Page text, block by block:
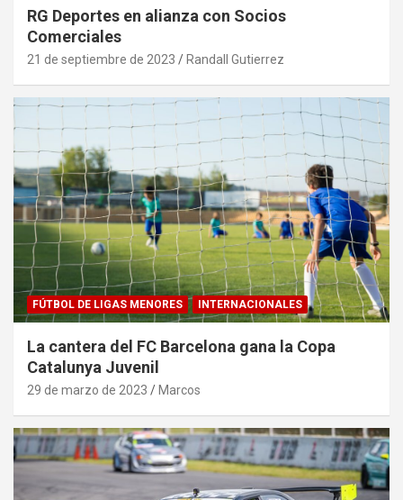
RG Deportes en alianza con Socios
Comerciales
21 de septiembre de 2023 Randall Gutierrez
FÚTBOL DE LIGAS MENORES INTERNACIONALES
La cantera del FC Barcelona gana la Copa
Catalunya Juvenil
29 de marzo de 2023 Marcos